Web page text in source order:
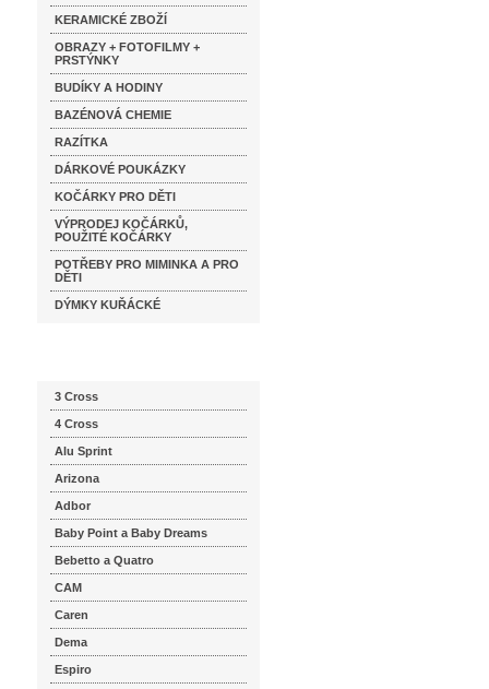
KERAMICKÉ ZBOŽÍ
OBRAZY + FOTOFILMY +
PRSTÝNKY
BUDÍKY A HODINY
BAZÉNOVÁ CHEMIE
RAZÍTKA
DÁRKOVÉ POUKÁZKY
KOČÁRKY PRO DĚTI
VÝPRODEJ KOČÁRKŮ,
POUŽITÉ KOČÁRKY
POTŘEBY PRO MIMINKA A PRO
DĚTI
DÝMKY KUŘÁCKÉ
3 Cross
4 Cross
Alu Sprint
Arizona
Adbor
Baby Point a Baby Dreams
Bebetto a Quatro
CAM
Caren
Dema
Espiro